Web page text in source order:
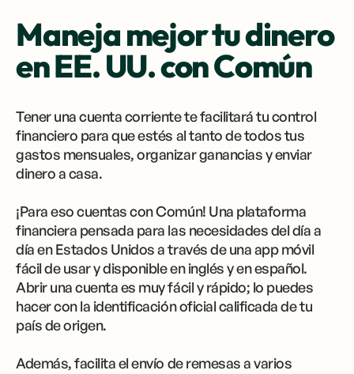
Maneja mejor tu dinero
en EE. UU. con Común
Tener una cuenta corriente te facilitará tu control
financiero para que estés al tanto de todos tus
gastos mensuales, organizar ganancias y enviar
dinero a casa.
¡Para eso cuentas con Común! Una plataforma
financiera pensada para las necesidades del día a
día en Estados Unidos a través de una app móvil
fácil de usar y disponible en inglés y en español.
Abrir una cuenta es muy fácil y rápido; lo puedes
hacer con la identificación oficial calificada de tu
país de origen.
Además, facilita el envío de remesas a varios